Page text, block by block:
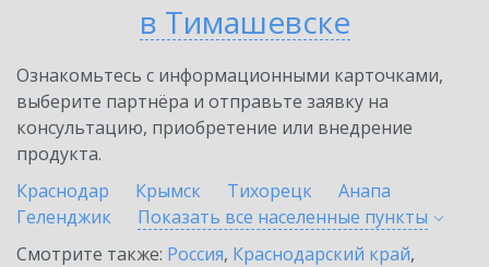
в Тимашевске
Ознакомьтесь с информационными карточками,
выберите партнёра и отправьте заявку на
консультацию, приобретение или внедрение
продукта.
Краснодар
Крымск Тихорецк
Анапа
Геленджик
Показать все населенные пункты
Смотрите также: Россия, Краснодарский край,